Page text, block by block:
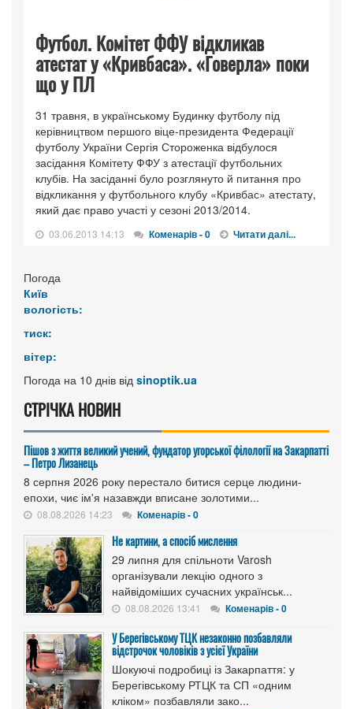
Футбол. Комітет ФФУ відкликав
атестат у «Кривбаса». «Говерла» поки
що у ПЛ
31 травня, в українському Будинку футболу під
керівництвом першого віце-президента Федерації
футболу України Сергія Стороженка відбулося
засідання Комітету ФФУ з атестації футбольних
клубів. На засіданні було розглянуто й питання про
відкликання у футбольного клубу «Кривбас» атестату,
який дає право участі у сезоні 2013/2014.
03.06.2013 14:13 Коменарів - 0 Читати далі...
Погода
Київ
вологість:
тиск:
вітер:
Погода на 10 днів від sinoptik.ua
СТРІЧКА НОВИН
Пішов з життя великий учений, фундатор угорської філології на Закарпатті
– Петро Лизанець
8 серпня 2026 року перестало битися серце людини-
епохи, чиє ім'я назавжди вписане золотими...
08.08.2026 14:23 Коменарів - 0
Не картини, а спосіб мислення
29 липня для спільноти Varosh
організували лекцію одного з
найвідоміших сучасних українськ...
08.08.2026 13:41 Коменарів - 0
У Берегівському ТЦК незаконно позбавляли
відстрочок чоловіків з усієї України
Шокуючі подробиці із Закарпаття: у
Берегівському РТЦК та СП «одним
кліком» позбавляли зако...